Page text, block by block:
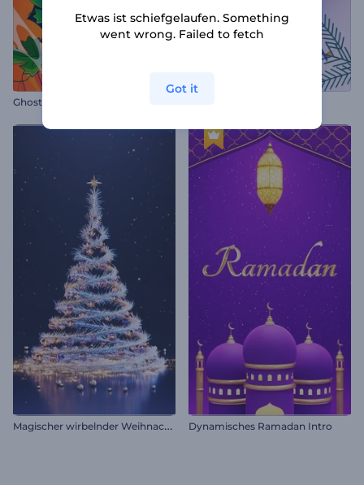
Ghostly Halloween Opener
M
agischer wirbelnder Weihnachtsbaum Dynamisches Ramadan Intro
Etwas ist schiefgelaufen. Something
went wrong. Failed to fetch
Got it